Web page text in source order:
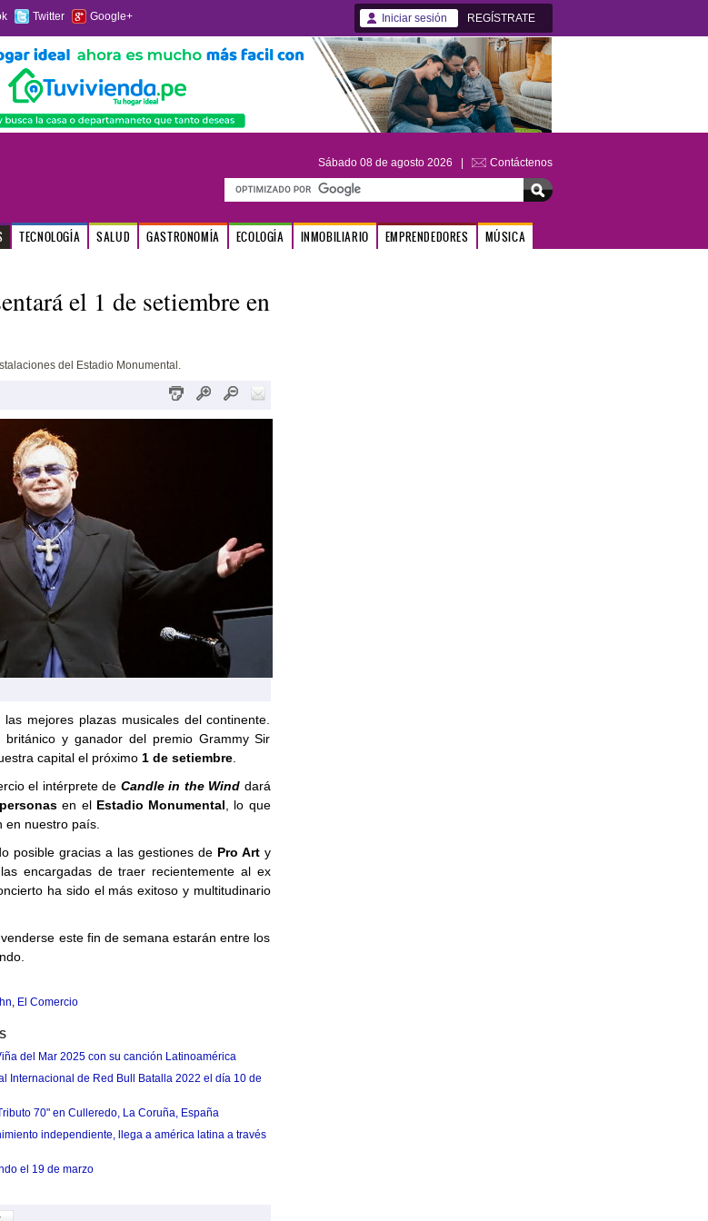
Twitter Google+ Iniciar sesión REGÍSTRATE
Sábado 08 de agosto 2026 | Contáctenos
TECNOLOGÍA SALUD GASTRONOMÍA ECOLOGÍA INMOBILIARIO EMPRENDEDORES MÚSICA
el 1 de setiembre en
del Estadio Monumental.
mejores plazas musicales del continente.
y ganador del premio Grammy Sir
capital el próximo 1 de setiembre.
el intérprete de Candle in the Wind dará
en el Estadio Monumental , lo que
en nuestro país.
posible gracias a las gestiones de Pro Arty
encargadas de traer recientemente al ex
ha sido el más exitoso y multitudinario
este fin de semana estarán entre los
, El Comercio
del Mar 2025 con su canción Latinoamérica
Internacional de Red Bull Batalla 2022 el día 10 de
70" en Culleredo, La Coruña, España
independiente, llega a américa latina a través
el 19 de marzo